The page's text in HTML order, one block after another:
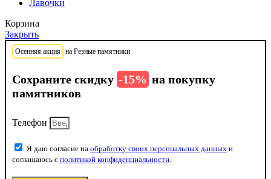
Лавочки
Корзина
Закрыть
Осенняя акция на Резные памятники
Сохраните скидку -15% на покупку
памятников
Телефон
Я даю согласие на обработку своих персональных данных и
соглашаюсь с политикой конфиденциальности